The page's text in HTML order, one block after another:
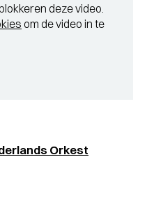
deze video.
om de video in te
Orkest